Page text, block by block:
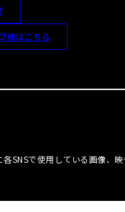
様はこちら
各SNSで使用している画像、